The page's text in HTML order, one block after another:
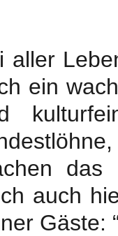
aller
ein
das
auch
Gäste: